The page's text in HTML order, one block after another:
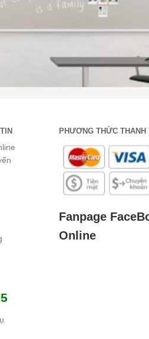
PHƯƠNG THỨC THANH
Fanpage
Online